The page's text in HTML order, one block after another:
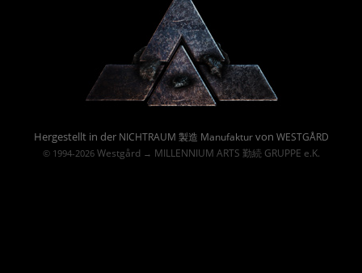
Hergestellt in der NICHTRAUM 製造 Manufakturvon WESTGÅRD
© 1994-2026 Westgård→ MILLENNIUM ARTS 勤続 GRUPPE e.K.
Powered By :